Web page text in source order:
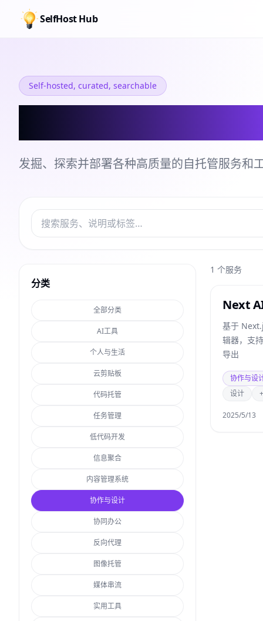
SelfHost Hub
Self-hosted, curated, searchable
发掘、探索并部署各种高质量的自托管服务和
分类
全部分类
AI工具
个人与生活
云剪贴板
代码托管
任务管理
低代码开发
信息聚合
内容管理系统
协作与设计
协同办公
反向代理
图像托管
媒体串流
实用工具
1 个服务
Next
基于
辑器，支
导出
协作与设
设计
2025/5/13